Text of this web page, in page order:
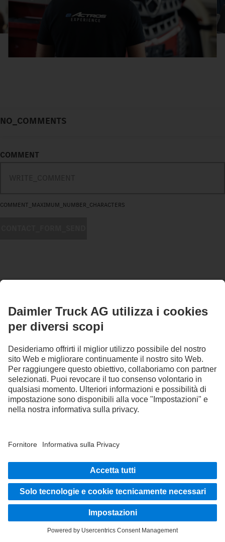
NO_COMMENTS
COMMENT
COMMENT_MAXIMUM_NUMBER_CHARACTERS
RESTA IN CONTATTO.
Scopri Mercedes-Benz Trucks sui nostri canali digitali.
Scambia esperienze con altri camionisti.
Sali a bordo